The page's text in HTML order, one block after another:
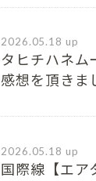
2026.05.18 up
タヒチハネ
感想を頂き
2026.05.18 up
国際線【エア